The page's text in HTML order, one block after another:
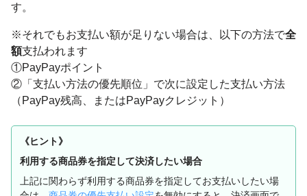
す。
※それでもお支払い額が足りない場合は、以下の方法で全
額支払われます
①PayPayポイント
②「支払い方法の優先順位」で次に設定した支払い方法
（PayPay残高、またはPayPayクレジット）
《ヒント》
利用する商品券を指定して決済したい場合
上記に関わらず利用する商品券を指定してお支払いしたい場